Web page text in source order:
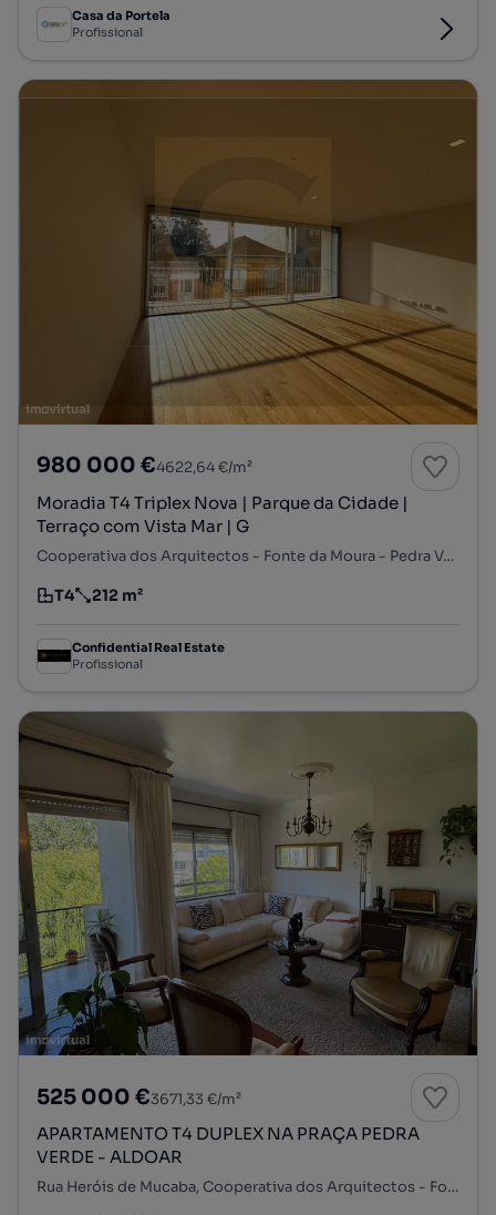
Casa da Portela
Profissional
980 000 €4622,64 €/m²
Moradia T4 Triplex Nova | Parque da Cidade |
Terraço com Vista Mar | G
Cooperativa dos Arquitectos - Fonte da Moura - Pedra Verde, Aldoar, Foz do Douro e Nevogilde, Porto, Porto
Tipologia
T4
Preço por metro quadrado
212 m²
Confidential Real Estate
Profissional
525 000 €3671,33 €/m²
APARTAMENTO T4 DUPLEX NA PRAÇA PEDRA
VERDE - ALDOAR
Rua Heróis de Mucaba, Cooperativa dos Arquitectos - Fonte da Moura - Pedra Verde, Aldoar, Foz do Douro e Nevogilde, Porto, Porto